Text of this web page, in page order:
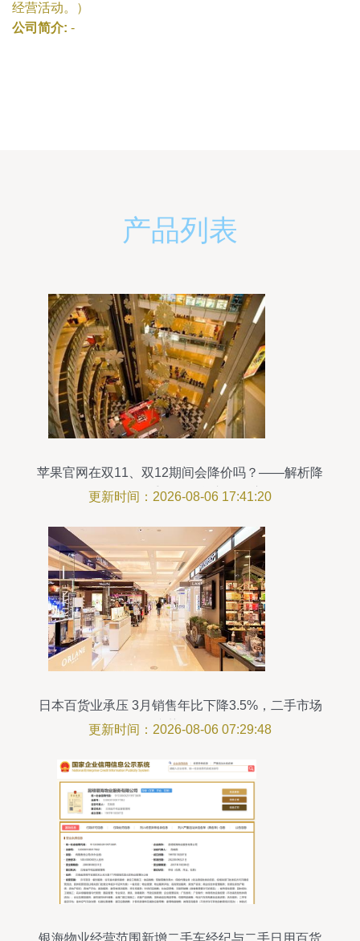
经营活动。）
公司简介: -
产品列表
苹果官网在双11、双12期间会降价吗？——解析降
价策略及二手日用百货市场的启示
更新时间：2026-08-06 17:41:20
日本百货业承压 3月销售年比下降3.5%，二手市场
逆势崛起
更新时间：2026-08-06 07:29:48
银海物业经营范围新增二手车经纪与二手日用百货